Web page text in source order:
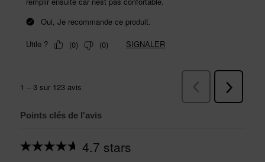
Points clés de l'avis
4.7 stars
Average